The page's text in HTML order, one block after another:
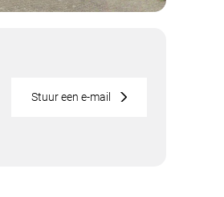
Stuur een e-mail